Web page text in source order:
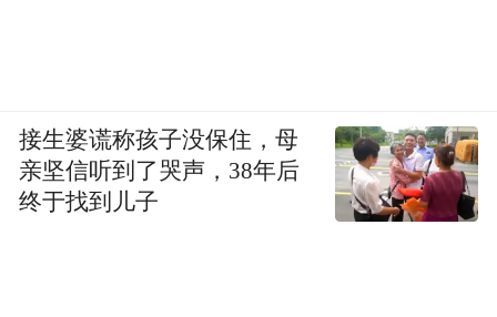
接生婆谎称孩子没保住，母
亲坚信听到了哭声，38年后
终于找到儿子